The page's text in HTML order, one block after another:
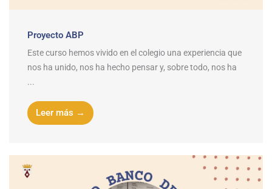
Proyecto ABP
Este curso hemos vivido en el colegio una experiencia que
nos ha unido, nos ha hecho pensar y, sobre todo, nos ha
...
Leer más →